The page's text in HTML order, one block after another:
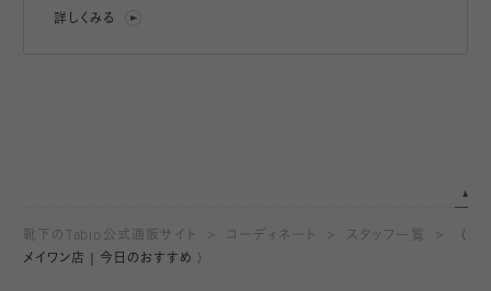
詳しくみる
靴下のTabio公式通販サイト コーディネート スタッフ一覧
〈
メイワン店｜今日のおすすめ 〉